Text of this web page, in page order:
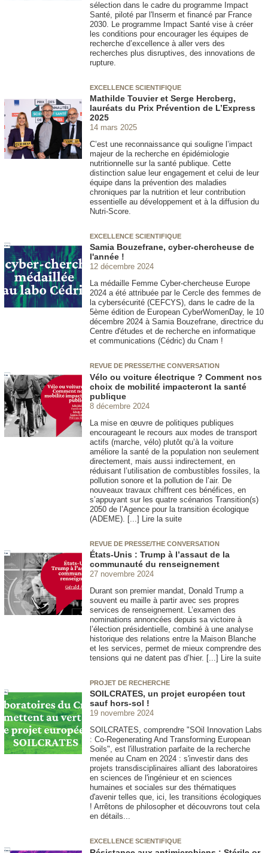
sélection dans le cadre du programme Impact
Santé, piloté par l'Inserm et financé par France
2030. Le programme Impact Santé vise à créer
les conditions pour encourager les équipes de
recherche d’excellence à aller vers des
recherches plus disruptives, des innovations de
rupture.
EXCELLENCE SCIENTIFIQUE
Mathilde Touvier et Serge Hercberg,
lauréats du Prix Prévention de L’Express
2025
14 mars 2025
C’est une reconnaissance qui souligne l’impact
majeur de la recherche en épidémiologie
nutritionnelle sur la santé publique. Cette
distinction salue leur engagement et celui de leur
équipe dans la prévention des maladies
chroniques par la nutrition et leur contribution
essentielle au développement et à la diffusion du
Nutri-Score.
EXCELLENCE SCIENTIFIQUE
Samia Bouzefrane, cyber-chercheuse de
l'année !
12 décembre 2024
La médaille Femme Cyber-chercheuse Europe
2024 a été attribuée par le Cercle des femmes de
la cybersécurité (CEFCYS), dans le cadre de la
5ème édition de European CyberWomenDay, le 10
décembre 2024 à Samia Bouzefrane, directrice du
Centre d'études et de recherche en informatique
et communications (Cédric) du Cnam !
REVUE DE PRESSE/THE CONVERSATION
Vélo ou voiture électrique ? Comment nos
choix de mobilité impacteront la santé
publique
8 décembre 2024
La mise en œuvre de politiques publiques
encourageant le recours aux modes de transport
actifs (marche, vélo) plutôt qu’à la voiture
améliore la santé de la population non seulement
directement, mais aussi indirectement, en
réduisant l’utilisation de combustibles fossiles, la
pollution sonore et la pollution de l’air. De
nouveaux travaux chiffrent ces bénéfices, en
s’appuyant sur les quatre scénarios Transition(s)
2050 de l’Agence pour la transition écologique
(ADEME). [...] Lire la suite
REVUE DE PRESSE/THE CONVERSATION
États-Unis : Trump à l’assaut de la
communauté du renseignement
27 novembre 2024
Durant son premier mandat, Donald Trump a
souvent eu maille à partir avec ses propres
services de renseignement. L’examen des
nominations annoncées depuis sa victoire à
l’élection présidentielle, combiné à une analyse
historique des relations entre la Maison Blanche
et les services, permet de mieux comprendre des
tensions qui ne datent pas d’hier. [...] Lire la suite
PROJET DE RECHERCHE
SOILCRATES, un projet européen tout
sauf hors-sol !
19 novembre 2024
SOILCRATES, comprendre "SOil Innovation Labs
: Co-Regenerating And Transforming European
Soils", est l'illustration parfaite de la recherche
menée au Cnam en 2024 : s'investir dans des
projets transdisciplinaires alliant des laboratoires
en sciences de l'ingénieur et en sciences
humaines et sociales sur des thématiques
d'avenir telles que, ici, les transitions écologiques
! Arrêtons de philosopher et découvrons tout cela
en détails...
EXCELLENCE SCIENTIFIQUE